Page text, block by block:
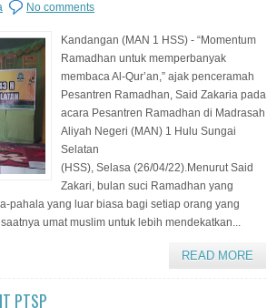
No comments
Kandangan (MAN 1 HSS) - “Momentum
Ramadhan untuk memperbanyak
membaca Al-Qur’an,” ajak penceramah
Pesantren Ramadhan, Said Zakaria pada
acara Pesantren Ramadhan di Madrasah
Aliyah Negeri (MAN) 1 Hulu Sungai
Selatan
(HSS), Selasa (26/04/22).Menurut Said
Zakari, bulan suci Ramadhan yang
pahala yang luar biasa bagi setiap orang yang
umat muslim untuk lebih mendekatkan...
READ MORE
PTSP